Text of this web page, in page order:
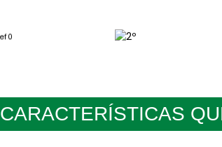
CARACTERÍSTICAS